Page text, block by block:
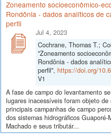
Zoneamento socioeconômico-
Rondônia - dados analíticos de
perfil
Jul 4, 2023
Cochrane, Thomas T.;
"Zoneamento
Rondônia - dados
perfil", https://doi.org/
V1
A fase de campo do levantamento
lugares inacessíveis foram objeto
principais campanhas de campo
dos sistemas hidrográficos
Machado e seus tributár...